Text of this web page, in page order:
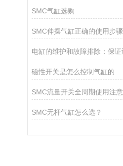
SMC气缸选购
SMC伸摆气缸正确的使用步骤
磁性开关是怎么控制气缸的
SMC无杆气缸怎么选？